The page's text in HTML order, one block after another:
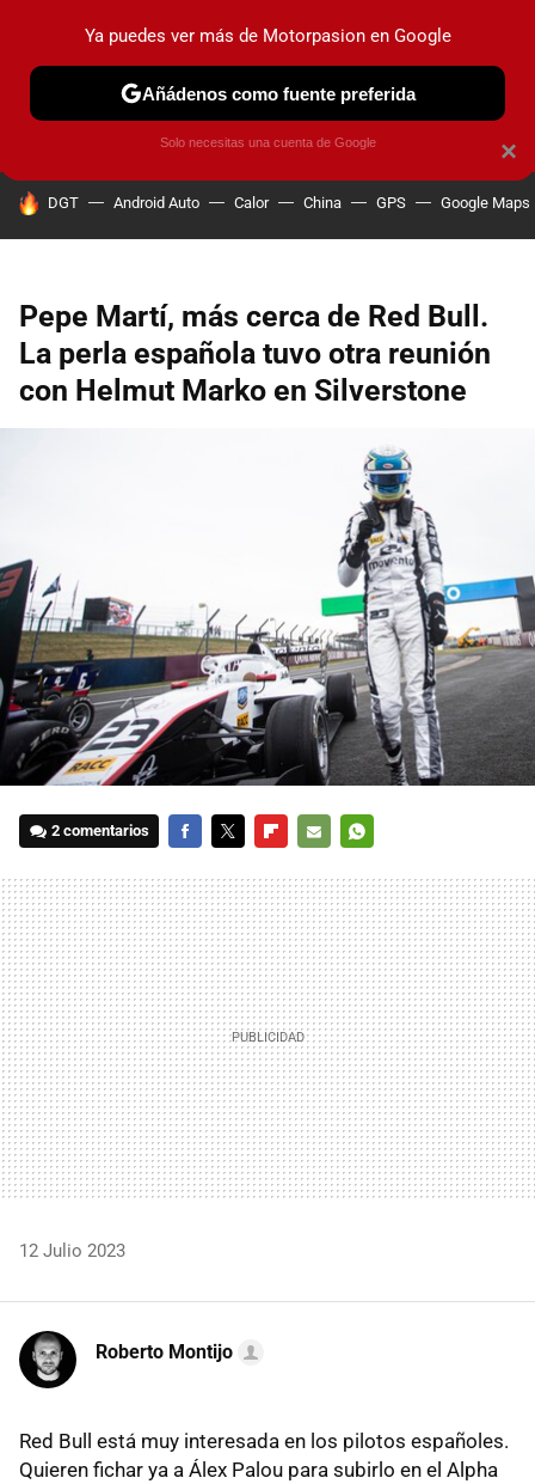
PRUEBAS COCHES ELÉCTRICOS OBSERVATORIO
HOY SE HABLA DE
DGT Android Auto Calor China GPS Google Maps
Pepe Martí, más cerca de Red Bull.
La perla española tuvo otra reunión
con Helmut Marko en Silverstone
2 comentarios
MAIL
12 Julio 2023
Roberto Montijo
Red Bull está muy interesada en los pilotos españoles.
Quieren fichar ya a Álex Palou para subirlo en el Alpha
×
Ya puedes ver más de Motorpasion en Google
Añádenos como fuente preferida
Solo necesitas una cuenta de Google